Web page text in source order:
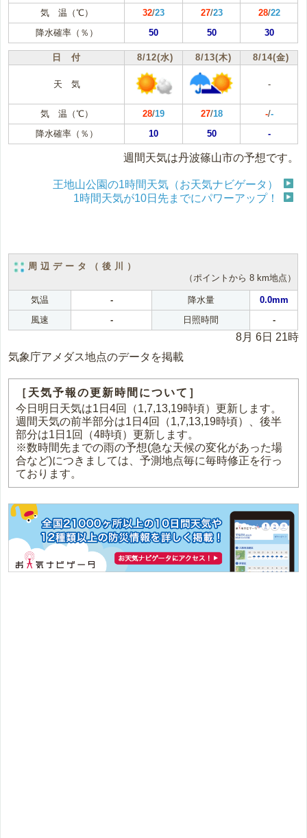
気 温（℃） 32/23 27/23 28/22
降水確率（％）
50 50 30
日 付 8/12(水) 8/13(木) 8/14(金)
天 気 -
気 温（℃） 28/19 27/18 -/-
降水確率（％）
10 50 -
週間天気は丹波篠山市の予想です。
王地山公園の1時間天気（お天気ナビゲータ）
1時間天気が10日先までにパワーアップ！
周辺データ（後川）
（ポイントから 8 km地点）
気温 - 降水量
0.0mm
風速
- 日照時間 -
8月 6日 21時
気象庁アメダス地点のデータを掲載
［天気予報の更新時間について］
今日明日天気は1日4回（1,7,13,19時頃）更新します。
週間天気の前半部分は1日4回（1,7,13,19時頃）、後半
部分は1日1回（4時頃）更新します。
※数時間先までの雨の予想(急な天候の変化があった場
合など)につきましては、予測地点毎に毎時修正を行っ
ております。